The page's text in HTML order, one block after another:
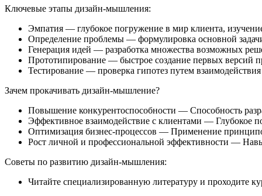
Ключевые этапы дизайн-мышления:
Эмпатия — глубокое погружение в мир клиента,
Определение проблемы — формулировка основной
Генерация идей — разработка множества возможных
Прототипирование — быстрое создание первых версий
Тестирование — проверка гипотез путем
Зачем прокачивать дизайн-мышление?
Повышение конкурентоспособности — Способность
Эффективное взаимодействие с клиентами — Глубокое
Оптимизация бизнес-процессов — Применение
Рост личной и профессиональной эффективности —
Советы по развитию дизайн-мышления:
Читайте специализированную литературу и проходите